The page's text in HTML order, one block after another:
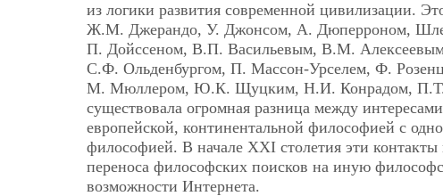
из логики развития современной цивилизации.
Ж.М. Джерандо, У. Джонсом, А. Дюперроном,
П. Дойссеном, В.П. Васильевым, В.М.
С.Ф. Ольденбургом, П. Массон-Урселем, Ф.
М. Мюллером, Ю.К. Щуцким, Н.И. Конрадом, П.Т.
существовала огромная разница между
европейской, континентальной философией с
философией. В начале XXI столетия эти
переноса философских поисков на иную
возможности Интернета.